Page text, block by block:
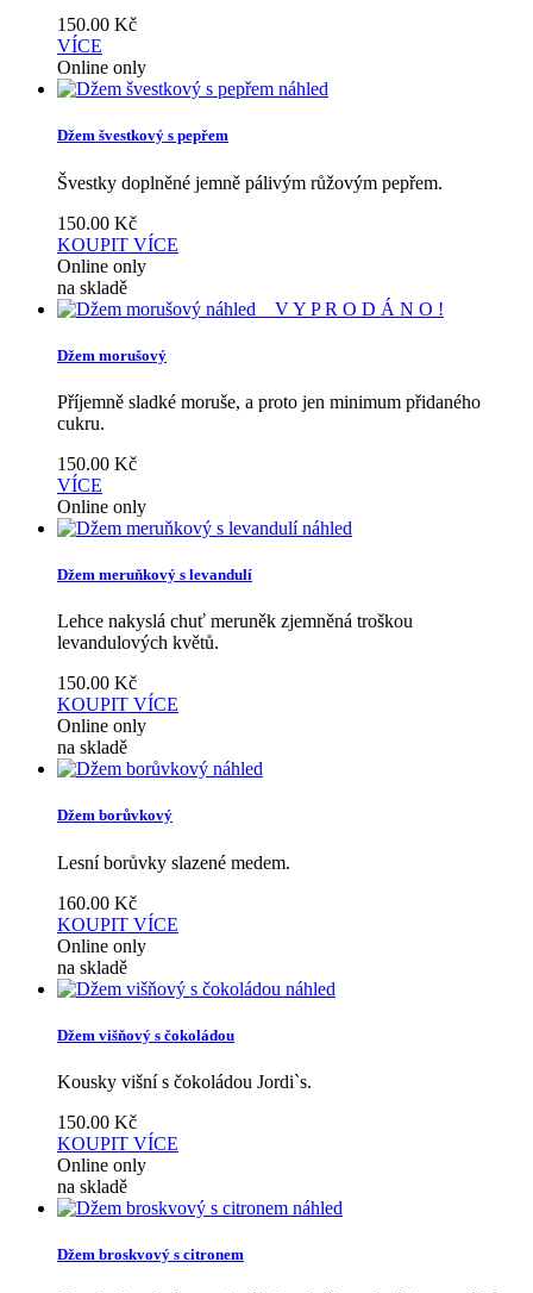
150.00 Kč
VÍCE
Online only
náhled
Džem švestkový s pepřem
Švestky doplněné jemně pálivým růžovým pepřem.
150.00 Kč
KOUPIT VÍCE
Online only
na skladě
náhled
V Y P R O D Á N O !
Džem morušový
Příjemně sladké moruše, a proto jen minimum přidaného
cukru.
150.00 Kč
VÍCE
Online only
náhled
Džem meruňkový s levandulí
Lehce nakyslá chuť meruněk zjemněná troškou
levandulových květů.
150.00 Kč
KOUPIT VÍCE
Online only
na skladě
náhled
Džem borůvkový
Lesní borůvky slazené medem.
160.00 Kč
KOUPIT VÍCE
Online only
na skladě
náhled
Džem višňový s čokoládou
Kousky višní s čokoládou Jordi`s.
150.00 Kč
KOUPIT VÍCE
Online only
na skladě
náhled
Džem broskvový s citronem